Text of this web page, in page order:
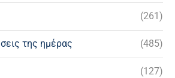
(261)
της ημέρας (485)
(127)